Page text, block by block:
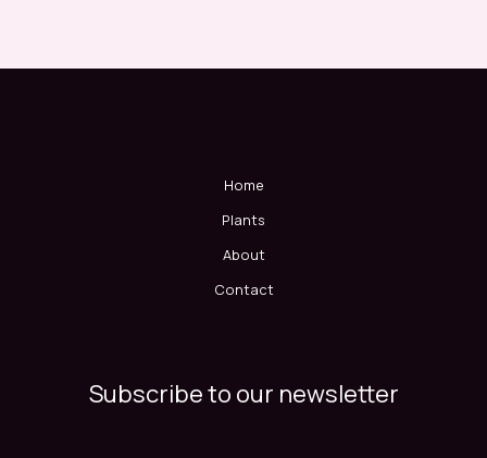
Home
Plants
About
Contact
Subscribe to our newsletter